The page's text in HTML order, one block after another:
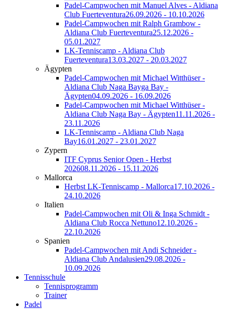
Padel-Campwochen mit Manuel Alves - Aldiana
Club Fuerteventura26.09.2026 - 10.10.2026
Padel-Campwochen mit Ralph Grambow -
Aldiana Club Fuerteventura25.12.2026 -
05.01.2027
LK-Tenniscamp - Aldiana Club
Fuerteventura13.03.2027 - 20.03.2027
Ägypten
Padel-Campwochen mit Michael Witthüser -
Aldiana Club Naga Bayga Bay -
Ägypten04.09.2026 - 16.09.2026
Padel-Campwochen mit Michael Witthüser -
Aldiana Club Naga Bay - Ägypten11.11.2026 -
23.11.2026
LK-Tenniscamp - Aldiana Club Naga
Bay16.01.2027 - 23.01.2027
Zypern
ITF Cyprus Senior Open - Herbst
202608.11.2026 - 15.11.2026
Mallorca
Herbst LK-Tenniscamp - Mallorca17.10.2026 -
24.10.2026
Italien
Padel-Campwochen mit Oli & Inga Schmidt -
Aldiana Club Rocca Nettuno12.10.2026 -
22.10.2026
Spanien
Padel-Campwochen mit Andi Schneider -
Aldiana Club Andalusien29.08.2026 -
10.09.2026
Tennisschule
Tennisprogramm
Trainer
Padel